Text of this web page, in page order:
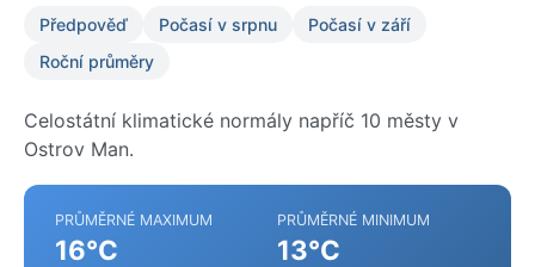
Předpověď Počasí v srpnu
Počasí v září
Roční průměry
Celostátní klimatické normály napříč 10 městy v
Ostrov Man.
PRŮMĚRNÉ MAXIMUM
16°C
PRŮMĚRNÉ MINIMUM
13°C